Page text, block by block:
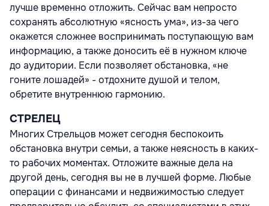
лучше временно отложить. Сейчас вам непросто
сохранять абсолютную «ясность ума», из-за чего
окажется сложнее воспринимать поступающую вам
информацию, а также доносить её в нужном ключе
до аудитории. Если позволяет обстановка, «не
гоните лошадей» - отдохните душой и телом,
обретите внутреннюю гармонию.
СТРЕЛЕЦ
Многих Стрельцов может сегодня беспокоить
обстановка внутри семьи, а также неясность в каких-
то рабочих моментах. Отложите важные дела на
другой день, сегодня вы не в лучшей форме. Любые
операции с финансами и недвижимостью следует